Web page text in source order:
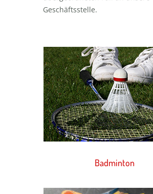
Geschäftsstelle.
Badminton